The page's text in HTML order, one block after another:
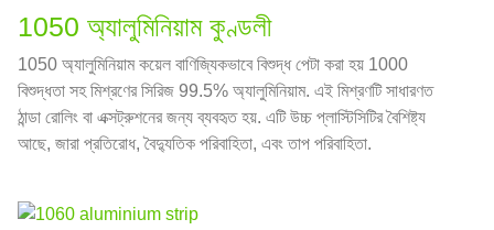
1050 অ্যালুমিনিয়াম কুণ্ডলী
1050 অ্যালুমিনিয়াম কয়েল বাণিজ্যিকভাবে বিশুদ্ধ পেটা করা হয় 1000
বিশুদ্ধতা সহ মিশ্রণের সিরিজ 99.5% অ্যালুমিনিয়াম. এই মিশ্রণটি সাধারণত
ঠান্ডা রোলিং বা এক্সট্রুশনের জন্য ব্যবহৃত হয়. এটি উচ্চ প্লাস্টিসিটির বৈশিষ্ট্য
আছে, জারা প্রতিরোধ, বৈদ্যুতিক পরিবাহিতা, এবং তাপ পরিবাহিতা.